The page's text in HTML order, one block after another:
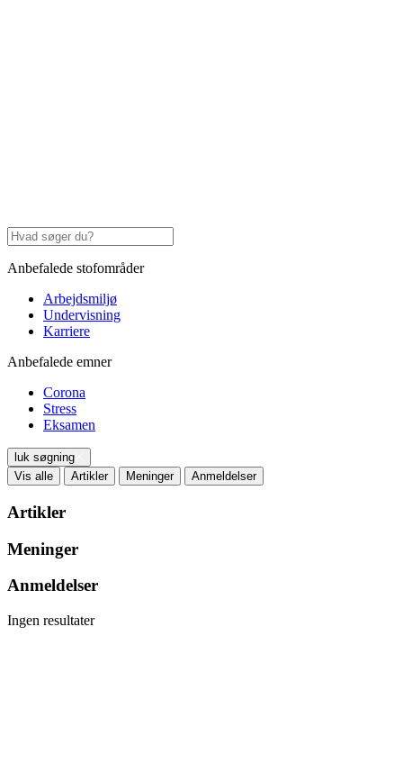
Anbefalede stofområder
Arbejdsmiljø
Undervisning
Karriere
Anbefalede emner
Corona
Stress
Eksamen
luk søgning
Vis alle
Artikler Meninger Anmeldelser
Artikler
Meninger
Anmeldelser
Ingen resultater